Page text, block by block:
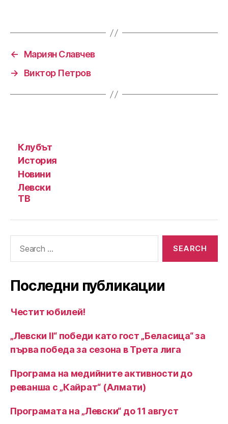
←
Мариян Славчев
→
Виктор Петров
Клубът
История
Новини
Левски
ТВ
Последни публикации
Честит юбилей!
„Левски II“ победи като гост „Беласица“ за
първа победа за сезона в Трета лига
Програма на медийните активности до
реванша с „Кайрат“ (Алмати)
Програмата на „Левски“ до 11 август